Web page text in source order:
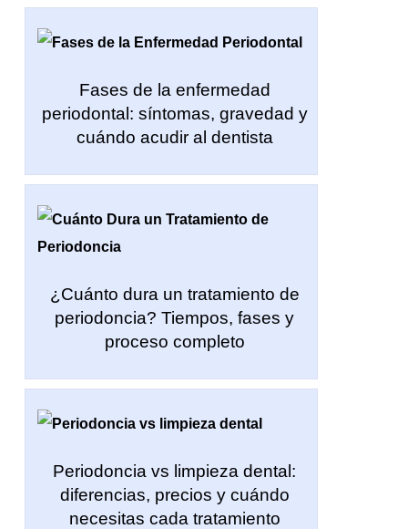
Fases de la enfermedad
periodontal: síntomas, gravedad y
cuándo acudir al dentista
¿Cuánto dura un tratamiento de
periodoncia? Tiempos, fases y
proceso completo
Periodoncia vs limpieza dental:
diferencias, precios y cuándo
necesitas cada tratamiento